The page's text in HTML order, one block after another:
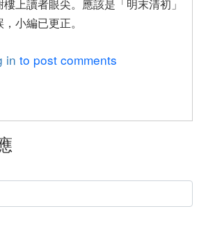
樓上讀者眼尖。應該是「明末清初」
小編已更正。
in to post comments